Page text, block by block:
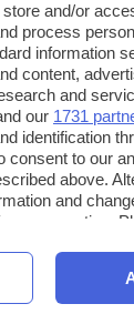
aanbod aan
bij het
store and/or
process
information
content,
and
our 1731
identification
consent to our
above.
and
consenting.
to object to
website only.
your consent